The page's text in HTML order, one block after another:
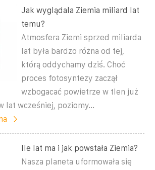
Jak wyglądala Ziemia miliard lat
temu?
Atmosfera Ziemi sprzed miliarda
lat była bardzo różna od tej,
którą oddychamy dziś. Choć
proces fotosyntezy zaczął
wzbogacać powietrze w tlen już
lat wcześniej, poziomy...
Ile lat ma i jak powstała Ziemia?
Nasza planeta uformowała się